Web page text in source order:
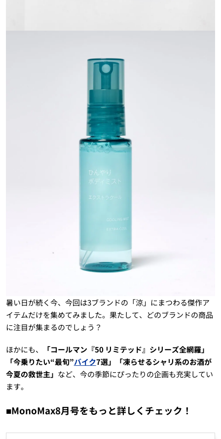
暑い日が続く今、今回は3ブランドの「涼」にまつわる傑作ア
イテムだけを集めてみました。果たして、どのブランドの商品
に注目が集まるのでしょう？
ほかにも、
「コールマン『50 リミテッド』シリーズ全網羅」
「今乗りたい“最旬”バイク7選」「凍らせるシャリ系のお酒が
今夏の救世主」 など、今の季節にぴったりの企画も充実してい
ます。
■MonoMax8月号をもっと詳しくチェック！